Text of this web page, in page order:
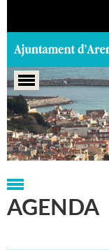
Portada > Agenda >
AGENDA